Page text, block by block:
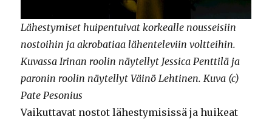
Lähestymiset huipentuivat korkealle nousseisiin
nostoihin ja akrobatiaa lähenteleviin voltteihin.
Kuvassa Irinan roolin näytellyt Jessica Penttilä ja
paronin roolin näytellyt Väinö Lehtinen. Kuva (c)
Pate Pesonius
Vaikuttavat nostot lähestymisissä ja huikeat